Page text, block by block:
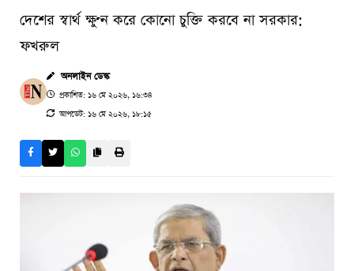
দেশের স্বার্থ ক্ষুণ্ন করে কোনো চুক্তি করবে না সরকার:
ফখরুল
অনলাইন ডেস্ক
প্রকাশিত: ১৬ মে ২০২৬, ১৬:৩৪
আপডেট: ১৬ মে ২০২৬, ১৮:১৫